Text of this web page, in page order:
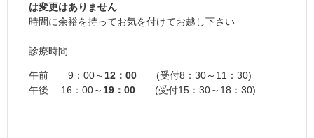
は変更はありません
時間に余裕を持ってお気を付けてお越し下さい
診療時間
午前 9：00～ 12：00 (受付8：30～11：30)
午後 16：00～ 19：00 (受付15：30～18：30)